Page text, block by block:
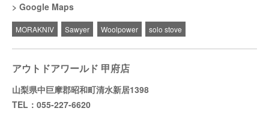
Google Maps
MORAKNIV Sawyer Woolpower solo stove
アウトドアワールド 甲府店
山梨県中巨摩郡昭和町清水新居1398
TEL：055-227-6620